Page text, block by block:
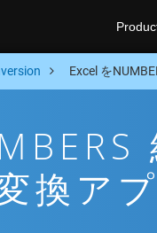
Excel を
換アプ